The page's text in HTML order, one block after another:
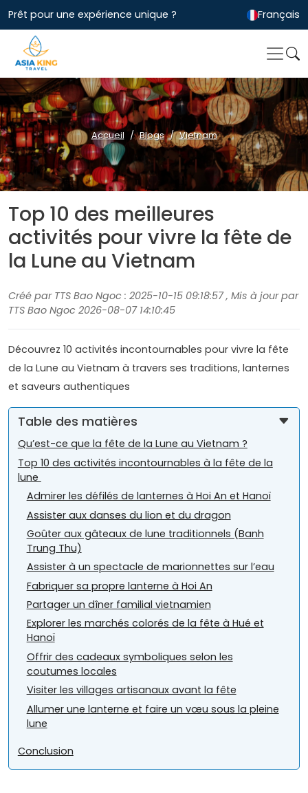
Prêt pour une expérience unique ? Français
Accueil Blogs Vietnam
Top 10 des meilleures
activités pour vivre la fête de
la Lune au Vietnam
Créé par TTS Bao Ngoc : 2025-10-15 09:18:57 , Mis à jour par
TTS Bao Ngoc 2026-08-07 14:10:45
Découvrez 10 activités incontournables pour vivre la fête
de la Lune au Vietnam à travers ses traditions, lanternes
et saveurs authentiques
Table des matières
Qu’est-ce que la fête de la Lune au Vietnam ?
Top 10 des activités incontournables à la fête de la
lune
Admirer les défilés de lanternes à Hoi An et Hanoï
Assister aux danses du lion et du dragon
Goûter aux gâteaux de lune traditionnels (Banh
Trung Thu)
Assister à un spectacle de marionnettes sur l’eau
Fabriquer sa propre lanterne à Hoi An
Partager un dîner familial vietnamien
Explorer les marchés colorés de la fête à Hué et
Hanoï
Offrir des cadeaux symboliques selon les
coutumes locales
Visiter les villages artisanaux avant la fête
Allumer une lanterne et faire un vœu sous la pleine
lune
Conclusion